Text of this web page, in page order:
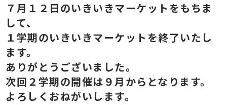
７月１２日のいきいきマーケットをもちま
して、
１学期のいきいきマーケットを終了いたし
ます。
ありがとうございました。
次回２学期の開催は９月からとなります。
よろしくおねがいします。